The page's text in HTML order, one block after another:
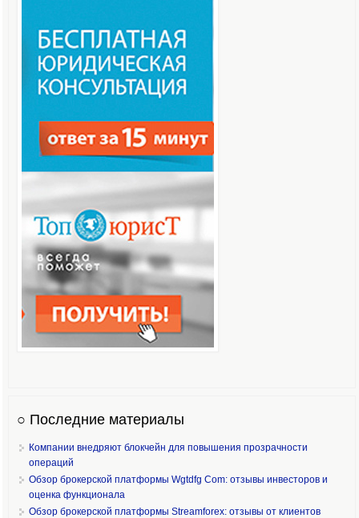
○ Последние материалы
Компании внедряют блокчейн для повышения прозрачности
операций
Обзор брокерской платформы Wgtdfg Com: отзывы инвесторов и
оценка функционала
Обзор брокерской платформы Streamforex: отзывы от клиентов